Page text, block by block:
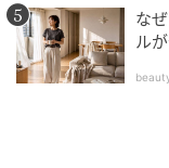
な
ル